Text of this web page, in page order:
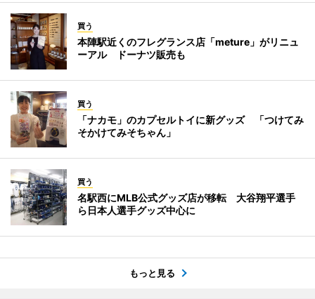
買う
本陣駅近くのフレグランス店「meture」がリニュ
ーアル ドーナツ販売も
買う
「ナカモ」のカプセルトイに新グッズ 「つけてみ
そかけてみそちゃん」
買う
名駅西にMLB公式グッズ店が移転 大谷翔平選手
ら日本人選手グッズ中心に
もっと見る